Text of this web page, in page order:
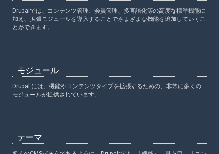
Drupalでは、コンテンツ管理、会員管理、多言語化等の高度な標準機能に
加え、拡張モジュールを導入することでさまざまな機能を追加していくこ
とができます。
モジュール
Drupal には、機能やコンテンツタイプを拡張するための、非常に多くの
モジュールが提供されています。
テーマ